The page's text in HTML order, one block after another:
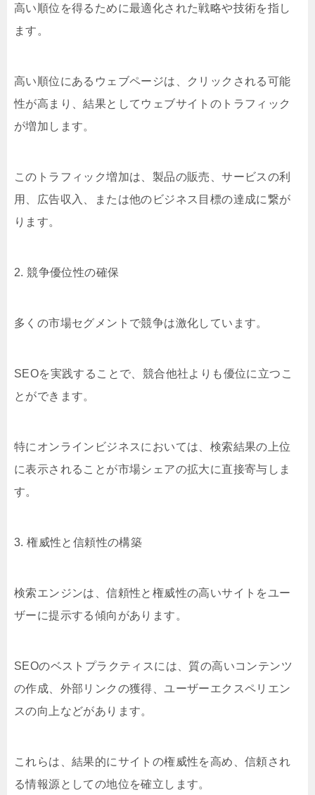
高い順位を得るために最適化された戦略や技術を指し
ます。
高い順位にあるウェブページは、クリックされる可能
性が高まり、結果としてウェブサイトのトラフィック
が増加します。
このトラフィック増加は、製品の販売、サービスの利
用、広告収入、または他のビジネス目標の達成に繋が
ります。
2. 競争優位性の確保
多くの市場セグメントで競争は激化しています。
SEOを実践することで、競合他社よりも優位に立つこ
とができます。
特にオンラインビジネスにおいては、検索結果の上位
に表示されることが市場シェアの拡大に直接寄与しま
す。
3. 権威性と信頼性の構築
検索エンジンは、信頼性と権威性の高いサイトをユー
ザーに提示する傾向があります。
SEOのベストプラクティスには、質の高いコンテンツ
の作成、外部リンクの獲得、ユーザーエクスペリエン
スの向上などがあります。
これらは、結果的にサイトの権威性を高め、信頼され
る情報源としての地位を確立します。